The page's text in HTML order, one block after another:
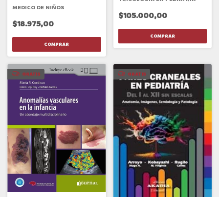
MEDICO DE NIÑOS
$18.975,00
$105.000,00
GRATIS GRATIS